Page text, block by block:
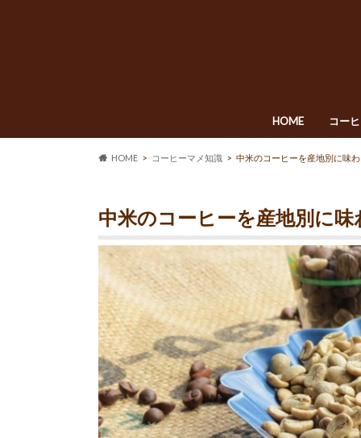
HOME コー
HOME コーヒーマメ知識 中米のコーヒーを産地別に味
中米のコーヒーを産地別に